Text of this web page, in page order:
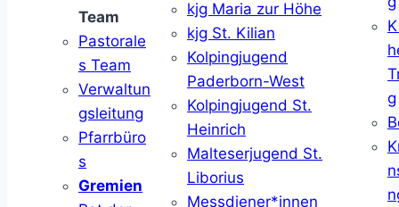
Team
Pastorale
s Team
Verwaltun
gsleitung
Pfarrbüro
s
Gremien
kjg Maria zur Höhe
kjg St. Kilian
Kolpingjugend
Paderborn-West
Kolpingjugend St.
Heinrich
Malteserjugend St.
Liborius
Messdiener*innen
g